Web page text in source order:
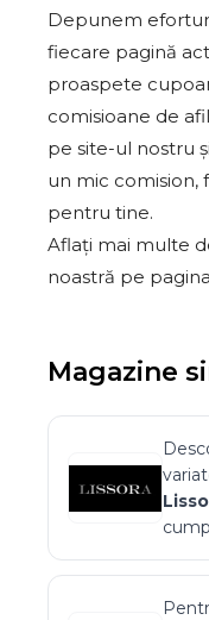
Depunem
fiecare pagină
proaspete
comisioane de
pe site-ul nostru
un mic comision,
pentru tine.
Aflați mai multe
noastră pe pagina
Magazine